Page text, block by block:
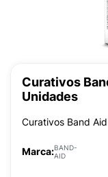
Curativos
Unidades
Curativos Band
Marca:BAND-
AID